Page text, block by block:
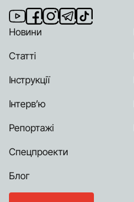
Новини
Статті
Інструкції
Інтерв’ю
Репортажі
Спецпроекти
Блог